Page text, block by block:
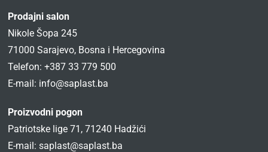
Prodajni salon
Nikole Šopa 245
71000 Sarajevo, Bosna i Hercegovina
Telefon: +387 33 779 500
E-mail: info@saplast.ba
Proizvodni pogon
Patriotske lige 71, 71240 Hadžići
E-mail:saplast@saplast.ba